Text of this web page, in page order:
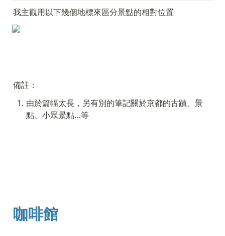
我主觀用以下幾個地標來區分景點的相對位置
備註：
由於篇幅太長，另有別的筆記關於京都的古蹟、景
點、小眾景點…等
咖啡館